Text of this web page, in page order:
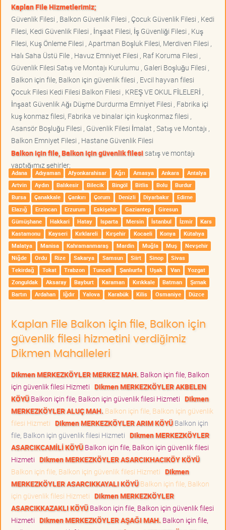
Kaplan File Hizmetlerimiz;
Güvenlik Filesi , Balkon Güvenlik Filesi , Çocuk Güvenlik Filesi , Kedi
Filesi, Kedi Güvenlik Filesi , İnşaat Filesi, İş Güvenliği Filesi , Kuş
Filesi, Kuş Önleme Filesi , Apartman Boşluk Filesi, Merdiven Filesi ,
Halı Saha Üstü File , Havuz Emniyet Filesi , Raf Koruma Filesi ,
Güvenlik Filesi Satış ve Montajı Kurulumu , Galeri Boşluğu Filesi ,
Balkon için file, Balkon için güvenlik filesi , Evcil hayvan filesi
Çocuk Filesi Kedi Filesi Balkon Filesi , KREŞ VE OKUL FİLELERİ ,
İnşaat Güvenlik Ağı Düşme Durdurma Emniyet Filesi , Fabrika içi
kuş konmaz filesi, Fabrika ve binalar için kuşkonmaz filesi ,
Asansör Boşluğu Filesi , Güvenlik Filesi İmalat , Satış ve Montajı ,
Balkon Emniyet Filesi , Hastane Güvenlik Filesi
Balkon için file, Balkon için güvenlik filesisatış ve montajı
yaptığımız şehirler;
Adana Adıyaman Afyonkarahisar Ağrı Amasya Ankara
Antalya
Artvin
Aydın Balıkesir Bilecik Bingöl Bitlis Bolu
Burdur
Bursa
Çanakkale Çankırı Çorum Denizli Diyarbakır
Edirne
Elazığ
Erzincan Erzurum Eskişehir Gaziantep
Giresun
Gümüşhane
Hakkari Hatay Isparta Mersin İstanbul İzmir
Kars
Kastamonu
Kayseri Kırklareli Kırşehir Kocaeli Konya
Kütahya
Malatya
Manisa Kahramanmaraş Mardin Muğla Muş
Nevşehir
Niğde
Ordu Rize Sakarya Samsun Siirt Sinop
Sivas
Tekirdağ
Tokat Trabzon Tunceli Şanlıurfa Uşak Van
Yozgat
Zonguldak
Aksaray Bayburt Karaman Kırıkkale Batman
Şırnak
Bartın
Ardahan Iğdır Yalova Karabük Kilis Osmaniye Düzce
Kaplan File Balkon için file, Balkon için
güvenlik filesi hizmetini verdiğimiz
Dikmen Mahalleleri
Dikmen MERKEZKÖYLER MERKEZ MAH. Balkon için file, Balkon
için güvenlik filesi Hizmeti Dikmen MERKEZKÖYLER AKBELEN
KÖYÜBalkon için file, Balkon için güvenlik filesi Hizmeti Dikmen
MERKEZKÖYLER ALUÇ MAH. Balkon için file, Balkon için güvenlik
filesi Hizmeti Dikmen MERKEZKÖYLER ARIM KÖYÜBalkon için
file, Balkon için güvenlik filesi Hizmeti Dikmen MERKEZKÖYLER
ASARCIKCAMİLİ KÖYÜBalkon için file, Balkon için güvenlik filesi
Hizmeti Dikmen MERKEZKÖYLER ASARCIKHACIKÖY KÖYÜ
Balkon için file, Balkon için güvenlik filesi Hizmeti Dikmen
MERKEZKÖYLER ASARCIKKAYALI KÖYÜBalkon için file, Balkon
için güvenlik filesi Hizmeti Dikmen MERKEZKÖYLER
ASARCIKKAZAKLI KÖYÜBalkon için file, Balkon için güvenlik filesi
Hizmeti Dikmen MERKEZKÖYLER AŞAĞI MAH. Balkon için file,